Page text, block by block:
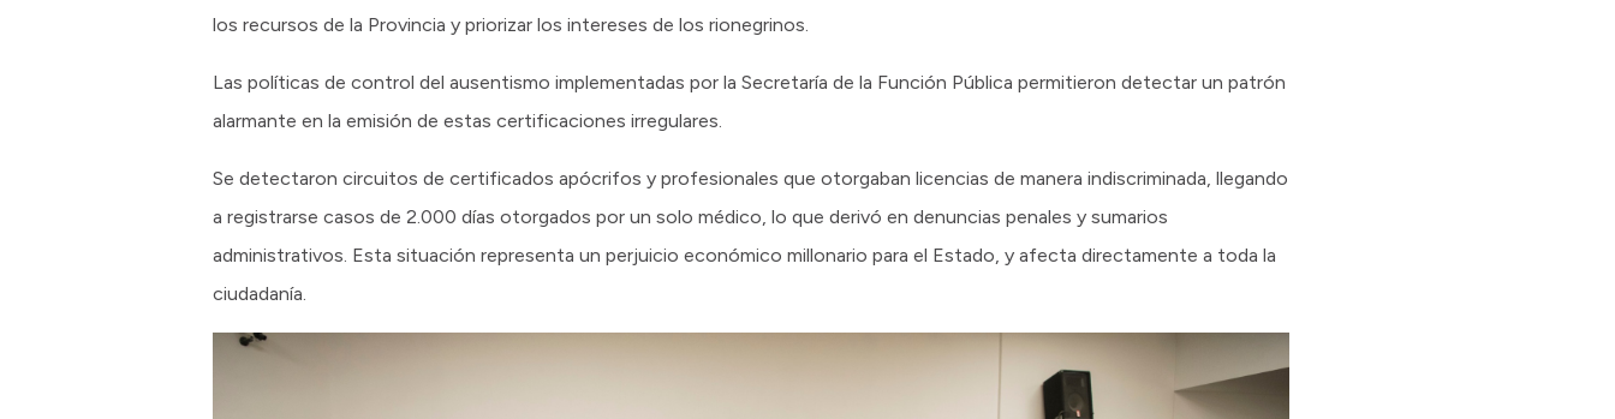
los recursos de la Provincia y priorizar los intereses de los rionegrinos.
Las políticas de control del ausentismo implementadas por la Secretaría de la Función Pública permitieron detectar un patrón
alarmante en la emisión de estas certificaciones irregulares.
Se detectaron circuitos de certificados apócrifos y profesionales que otorgaban licencias de manera indiscriminada, llegando
a registrarse casos de 2.000 días otorgados por un solo médico, lo que derivó en denuncias penales y sumarios
administrativos. Esta situación representa un perjuicio económico millonario para el Estado, y afecta directamente a toda la
ciudadanía.